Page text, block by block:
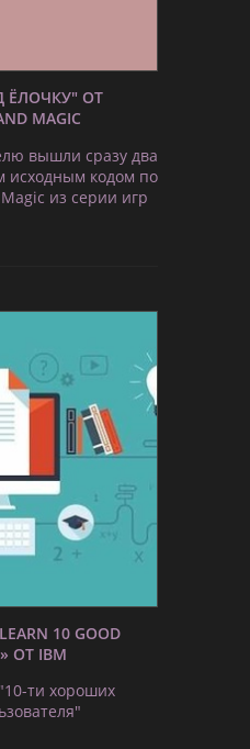
ЁЛОЧКУ" ОТ
MAGIC
вышли сразу два
исходным кодом по
из серии игр
10 GOOD
ОТ IBM
ти хороших